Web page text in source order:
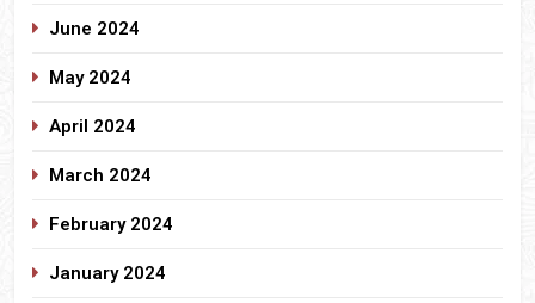
June 2024
May 2024
April 2024
March 2024
February 2024
January 2024